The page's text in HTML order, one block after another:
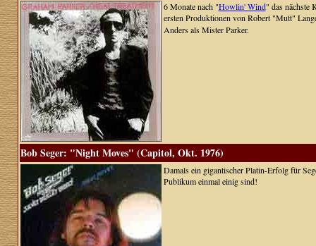
6 Monate nach "Howlin' Wind" das nächste
ersten Produktionen von Robert "Mutt"
Anders als Mister Parker.
Bob Seger: "Night Moves" (Capitol, Okt. 1976)
Damals ein gigantischer Platin-Erfolg für
Publikum einmal einig sind!